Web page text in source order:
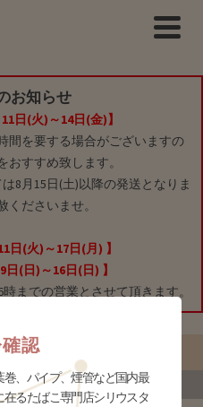
お知らせ
日(火)～14日(金)】
間を要する場合がございますの
おすすめ致します。
8月15日(土)以降の発送となりま
くださいませ。
日(火)～17日(月) 】
日(日)～16日(日) 】
までの営業とさせて頂きます。
ンヒル»その他- あ行
認
、パイプ、煙管など国内最
るたばこ専門店シリウスタ